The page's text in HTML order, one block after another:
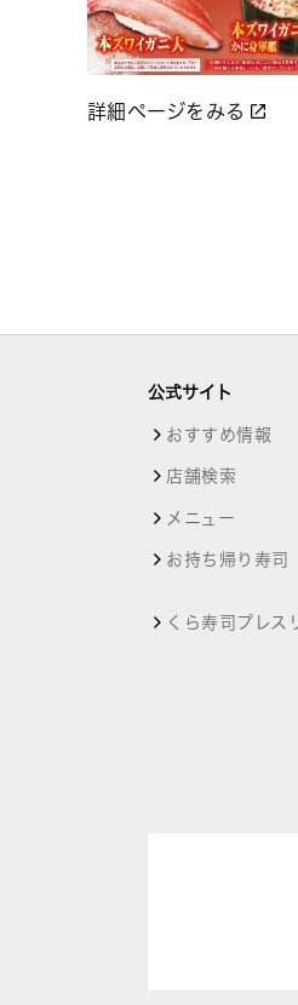
詳細ページをみる
公式サイト
おすすめ情報
店舗検索
メニュー
お持ち帰り寿司
くら寿司プレス